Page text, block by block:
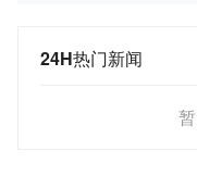
24H热门新闻